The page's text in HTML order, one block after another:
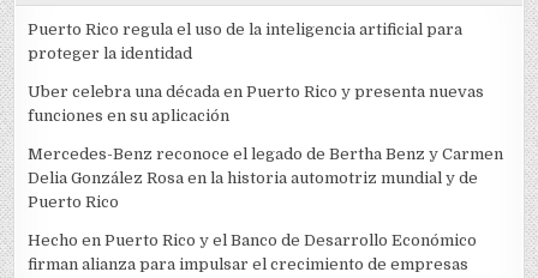
Puerto Rico regula el uso de la inteligencia artificial para
proteger la identidad
Uber celebra una década en Puerto Rico y presenta nuevas
funciones en su aplicación
Mercedes-Benz reconoce el legado de Bertha Benz y Carmen
Delia González Rosa en la historia automotriz mundial y de
Puerto Rico
Hecho en Puerto Rico y el Banco de Desarrollo Económico
firman alianza para impulsar el crecimiento de empresas